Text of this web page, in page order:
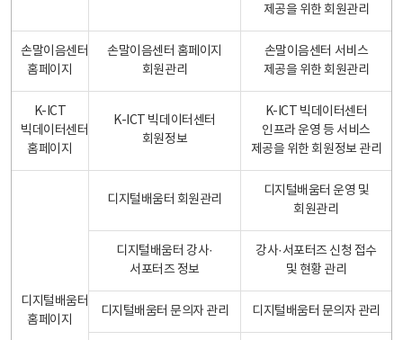
제공을 위한 회원관리
손말이음센터
홈페이지
손말이음센터 홈페이지
회원관리
손말이음센터 서비스
제공을 위한 회원관리
K-ICT
빅데이터센터
홈페이지
K-ICT 빅데이터센터
회원정보
K-ICT 빅데이터센터
인프라 운영 등 서비스
제공을 위한 회원정보 관리
디지털배움터
홈페이지
디지털배움터 회원관리
디지털배움터 운영 및
회원관리
디지털배움터 강사·
서포터즈 정보
강사·서포터즈 신청 접수
및 현황 관리
디지털배움터 문의자 관리 디지털배움터 문의자 관리